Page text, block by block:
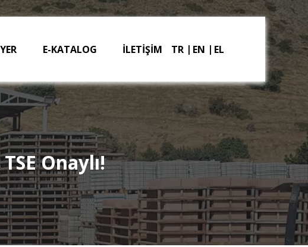
E-KATALOG İLETİŞİM TR EN EL
Onaylı!